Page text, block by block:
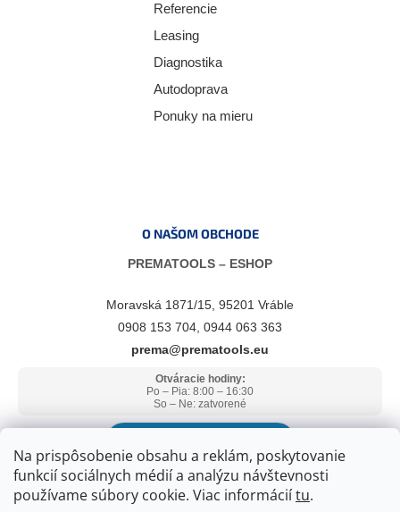
Na prispôsobenie obsahu a reklám, poskytovanie
funkcií sociálnych médií a analýzu návštevnosti
používame súbory cookie. Viac informáciítu.
Referencie
Leasing
Diagnostika
Autodoprava
Ponuky na mieru
O NAŠOM OBCHODE
PREMATOOLS – ESHOP
Moravská 1871/15, 95201 Vráble
0908 153 704, 0944 063 363
prema@prematools.eu
Otváracie hodiny:
Po – Pia: 8:00 – 16:30
So – Ne: zatvorené